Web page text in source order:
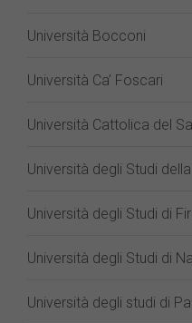
Università Bocconi
Università Ca’ Foscari
Università Cattolica del
Università degli Studi
Università degli Studi di
Università degli Studi di
Università degli studi di